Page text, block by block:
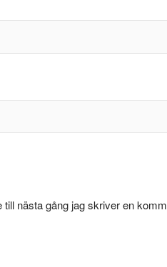
nästa gång jag skriver en